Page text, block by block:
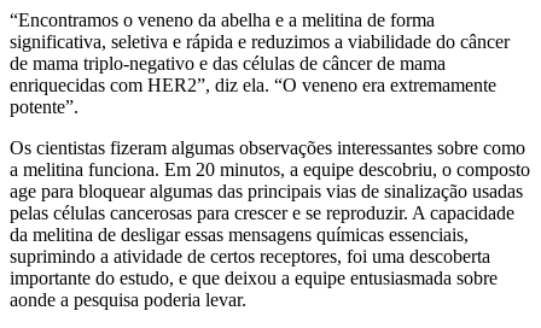
“Encontramos o veneno da abelha e a melitina de forma
significativa, seletiva e rápida e reduzimos a viabilidade do câncer
de mama triplo-negativo e das células de câncer de mama
enriquecidas com HER2”, diz ela. “O veneno era extremamente
potente”.
Os cientistas fizeram algumas observações interessantes sobre como
a melitina funciona. Em 20 minutos, a equipe descobriu, o composto
age para bloquear algumas das principais vias de sinalização usadas
pelas células cancerosas para crescer e se reproduzir. A capacidade
da melitina de desligar essas mensagens químicas essenciais,
suprimindo a atividade de certos receptores, foi uma descoberta
importante do estudo, e que deixou a equipe entusiasmada sobre
aonde a pesquisa poderia levar.